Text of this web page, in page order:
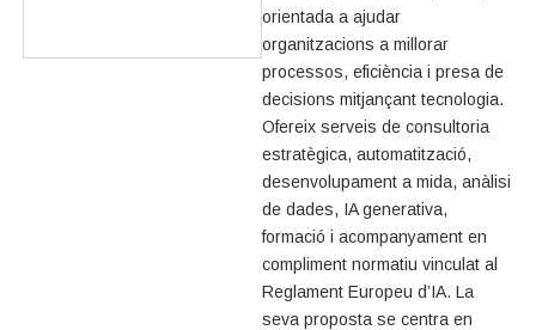
orientada a ajudar
organitzacions a millorar
processos, eficiència i presa de
decisions mitjançant tecnologia.
Ofereix serveis de consultoria
estratègica, automatització,
desenvolupament a mida, anàlisi
de dades, IA generativa,
formació i acompanyament en
compliment normatiu vinculat al
Reglament Europeu d’IA. La
seva proposta se centra en